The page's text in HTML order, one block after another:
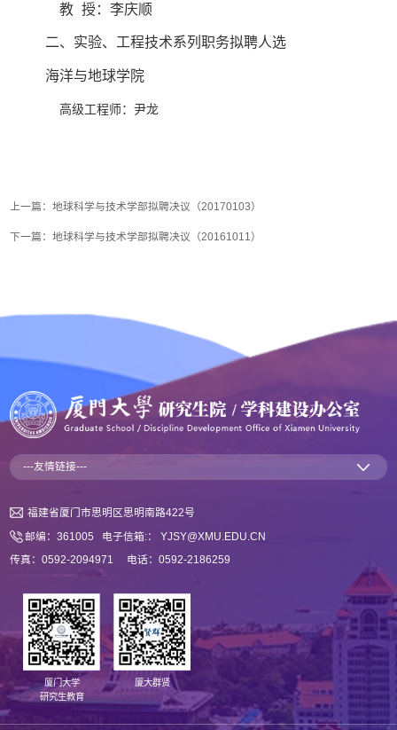
教 授：李庆顺
二、实验、工程技术系列职务拟聘人选
海洋与地球学院
高级工程师：尹龙
上一篇：地球科学与技术学部拟聘决议（20170103）
下一篇：地球科学与技术学部拟聘决议（20161011）
---友情链接---
福建省厦门市思明区思明南路422号
邮编：361005 电子信箱:： YJSY@XMU.EDU.CN
传真：0592-2094971 电话：0592-2186259
厦门大学
研究生教育
厦大群贤